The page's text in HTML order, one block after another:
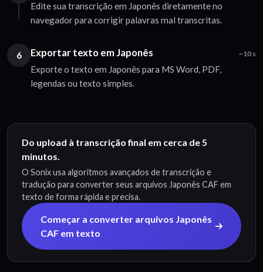
Edite sua transcrição em Japonês diretamente no
navegador para corrigir palavras mal transcritas.
6 Exportar texto em Japonês ~10 s
Exporte o texto em Japonês para MS Word, PDF,
legendas ou texto simples.
Do upload à transcrição final em cerca de 5
minutos.
O Sonix usa algoritmos avançados de transcrição e
tradução para converter seus arquivos Japonês CAF em
texto de forma rápida e precisa.
Começar a converter arquivos Japonês
CAF em texto